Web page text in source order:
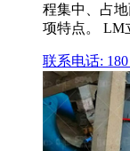
程集中、占
项特点。 LM
联系电话: 180